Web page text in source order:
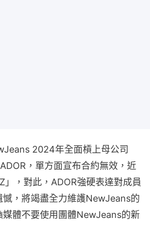
2024年全面槓上母公司
，單方面宣布合約無效，近
」，對此，ADOR強硬表達對成員
憾，將竭盡全力維護NewJeans的
媒體不要使用團體NewJeans的新